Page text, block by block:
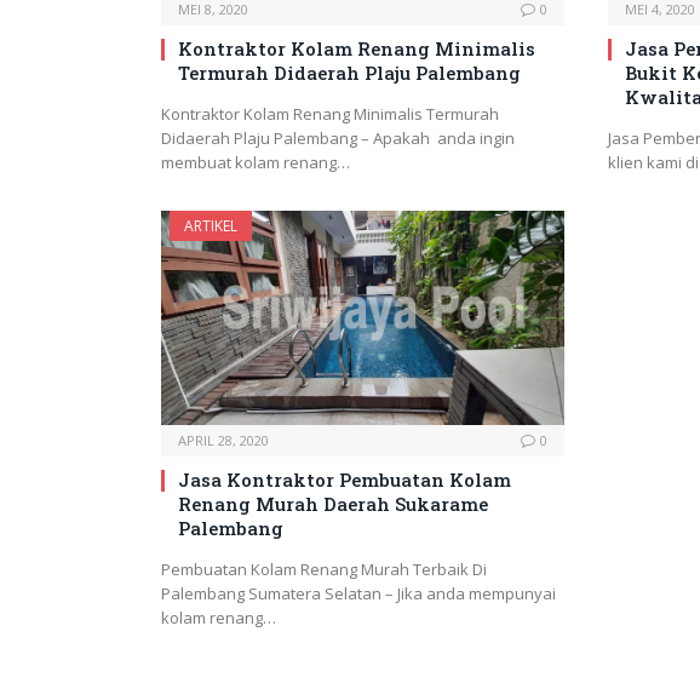
MEI 8, 2020 0
Kontraktor Kolam Renang Minimalis
Termurah Didaerah Plaju Palembang
Kontraktor Kolam Renang Minimalis Termurah
Didaerah Plaju Palembang – Apakah anda ingin
membuat kolam renang…
MEI 4, 2020
Jasa
Bukit
Jasa
klien kami
ARTIKEL
APRIL 28, 2020 0
Jasa Kontraktor Pembuatan Kolam
Renang Murah Daerah Sukarame
Palembang
Pembuatan Kolam Renang Murah Terbaik Di
Palembang Sumatera Selatan – Jika anda mempunyai
kolam renang…